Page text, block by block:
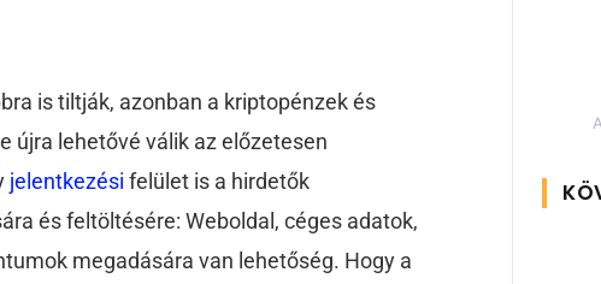
is tiltják, azonban a kriptopénzek és
újra lehetővé válik az előzetesen
jelentkezési felület is a hirdetők
és feltöltésére: Weboldal, céges adatok,
megadására van lehetőség. Hogy a